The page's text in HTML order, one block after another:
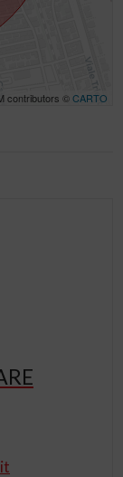
contributors ©CARTO